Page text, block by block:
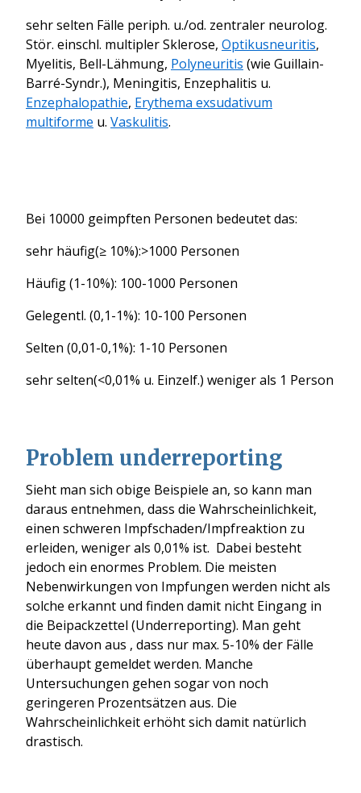
sehr selten Fälle periph. u./od. zentraler neurolog.
Stör. einschl. multipler Sklerose, Optikusneuritis,
Myelitis, Bell-Lähmung, Polyneuritis (wie Guillain-
Barré-Syndr.), Meningitis, Enzephalitis u.
Enzephalopathie, Erythema exsudativum
multiforme u. Vaskulitis.
Bei 10000 geimpften Personen bedeutet das:
sehr häufig(≥ 10%):>1000 Personen
Häufig (1-10%): 100-1000 Personen
Gelegentl. (0,1-1%): 10-100 Personen
Selten (0,01-0,1%): 1-10 Personen
sehr selten(<0,01% u. Einzelf.) weniger als 1 Person
Problem underreporting
Sieht man sich obige Beispiele an, so kann man
daraus entnehmen, dass die Wahrscheinlichkeit,
einen schweren Impfschaden/Impfreaktion zu
erleiden, weniger als 0,01% ist. Dabei besteht
jedoch ein enormes Problem. Die meisten
Nebenwirkungen von Impfungen werden nicht als
solche erkannt und finden damit nicht Eingang in
die Beipackzettel (Underreporting). Man geht
heute davon aus , dass nur max. 5-10% der Fälle
überhaupt gemeldet werden. Manche
Untersuchungen gehen sogar von noch
geringeren Prozentsätzen aus. Die
Wahrscheinlichkeit erhöht sich damit natürlich
drastisch.